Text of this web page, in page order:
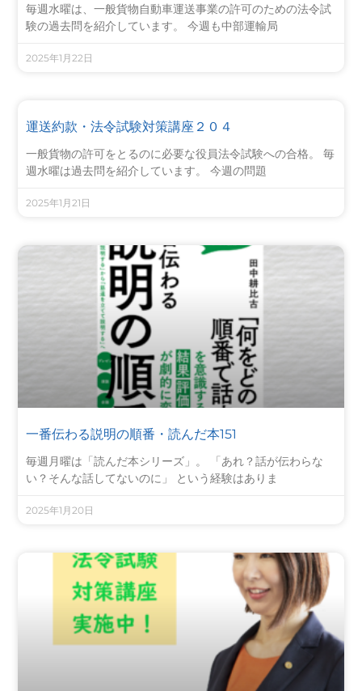
毎週水曜は、一般貨物自動車運送事業の許可のための法令試
験の過去問を紹介しています。 今週も中部運輸局
2025年1月22日
運送約款・法令試験対策講座２０４
一般貨物の許可をとるのに必要な役員法令試験への合格。 毎
週水曜は過去問を紹介しています。 今週の問題
2025年1月21日
一番伝わる説明の順番・読んだ本151
毎週月曜は「読んだ本シリーズ」。 「あれ？話が伝わらな
い？そんな話してないのに」 という経験はありま
2025年1月20日